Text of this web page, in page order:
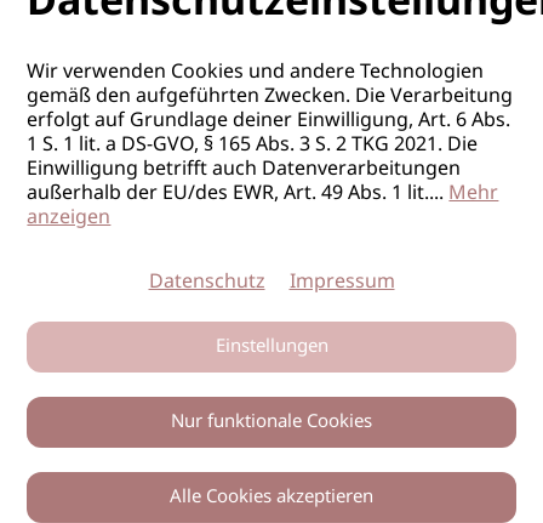
0
Wir verwenden Cookies und andere Technologien
gemäß den aufgeführten Zwecken. Die Verarbeitung
erfolgt auf Grundlage deiner Einwilligung, Art. 6 Abs.
1 S. 1 lit. a DS-GVO, § 165 Abs. 3 S. 2 TKG 2021. Die
Einwilligung betrifft auch Datenverarbeitungen
außerhalb der EU/des EWR, Art. 49 Abs. 1 lit....Mehr
anzeigen
Datenschutz Impressum
Einstellungen
Nur funktionale Cookies
Alle Cookies akzeptieren